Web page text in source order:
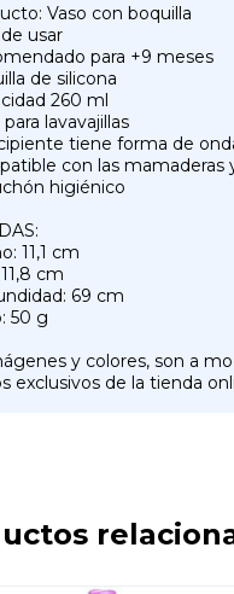
Vaso con boquilla
usar
para +9 meses
de silicona
260 ml
lavavajillas
tiene forma de
con las mamaderas
higiénico
11,1 cm
cm
69 cm
50 g
y colores, son a
exclusivos de la tienda